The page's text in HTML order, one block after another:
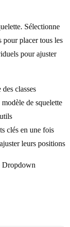
Sélectionne
pour placer tous les
pour ajuster
classes
de squelette
clés en une fois
leurs positions